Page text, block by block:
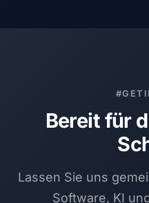
Bereit für
Lassen Sie uns
Software, KI